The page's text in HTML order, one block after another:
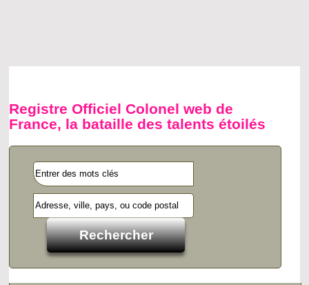
Registre Officiel Colonel web de
France, la bataille des talents étoilés